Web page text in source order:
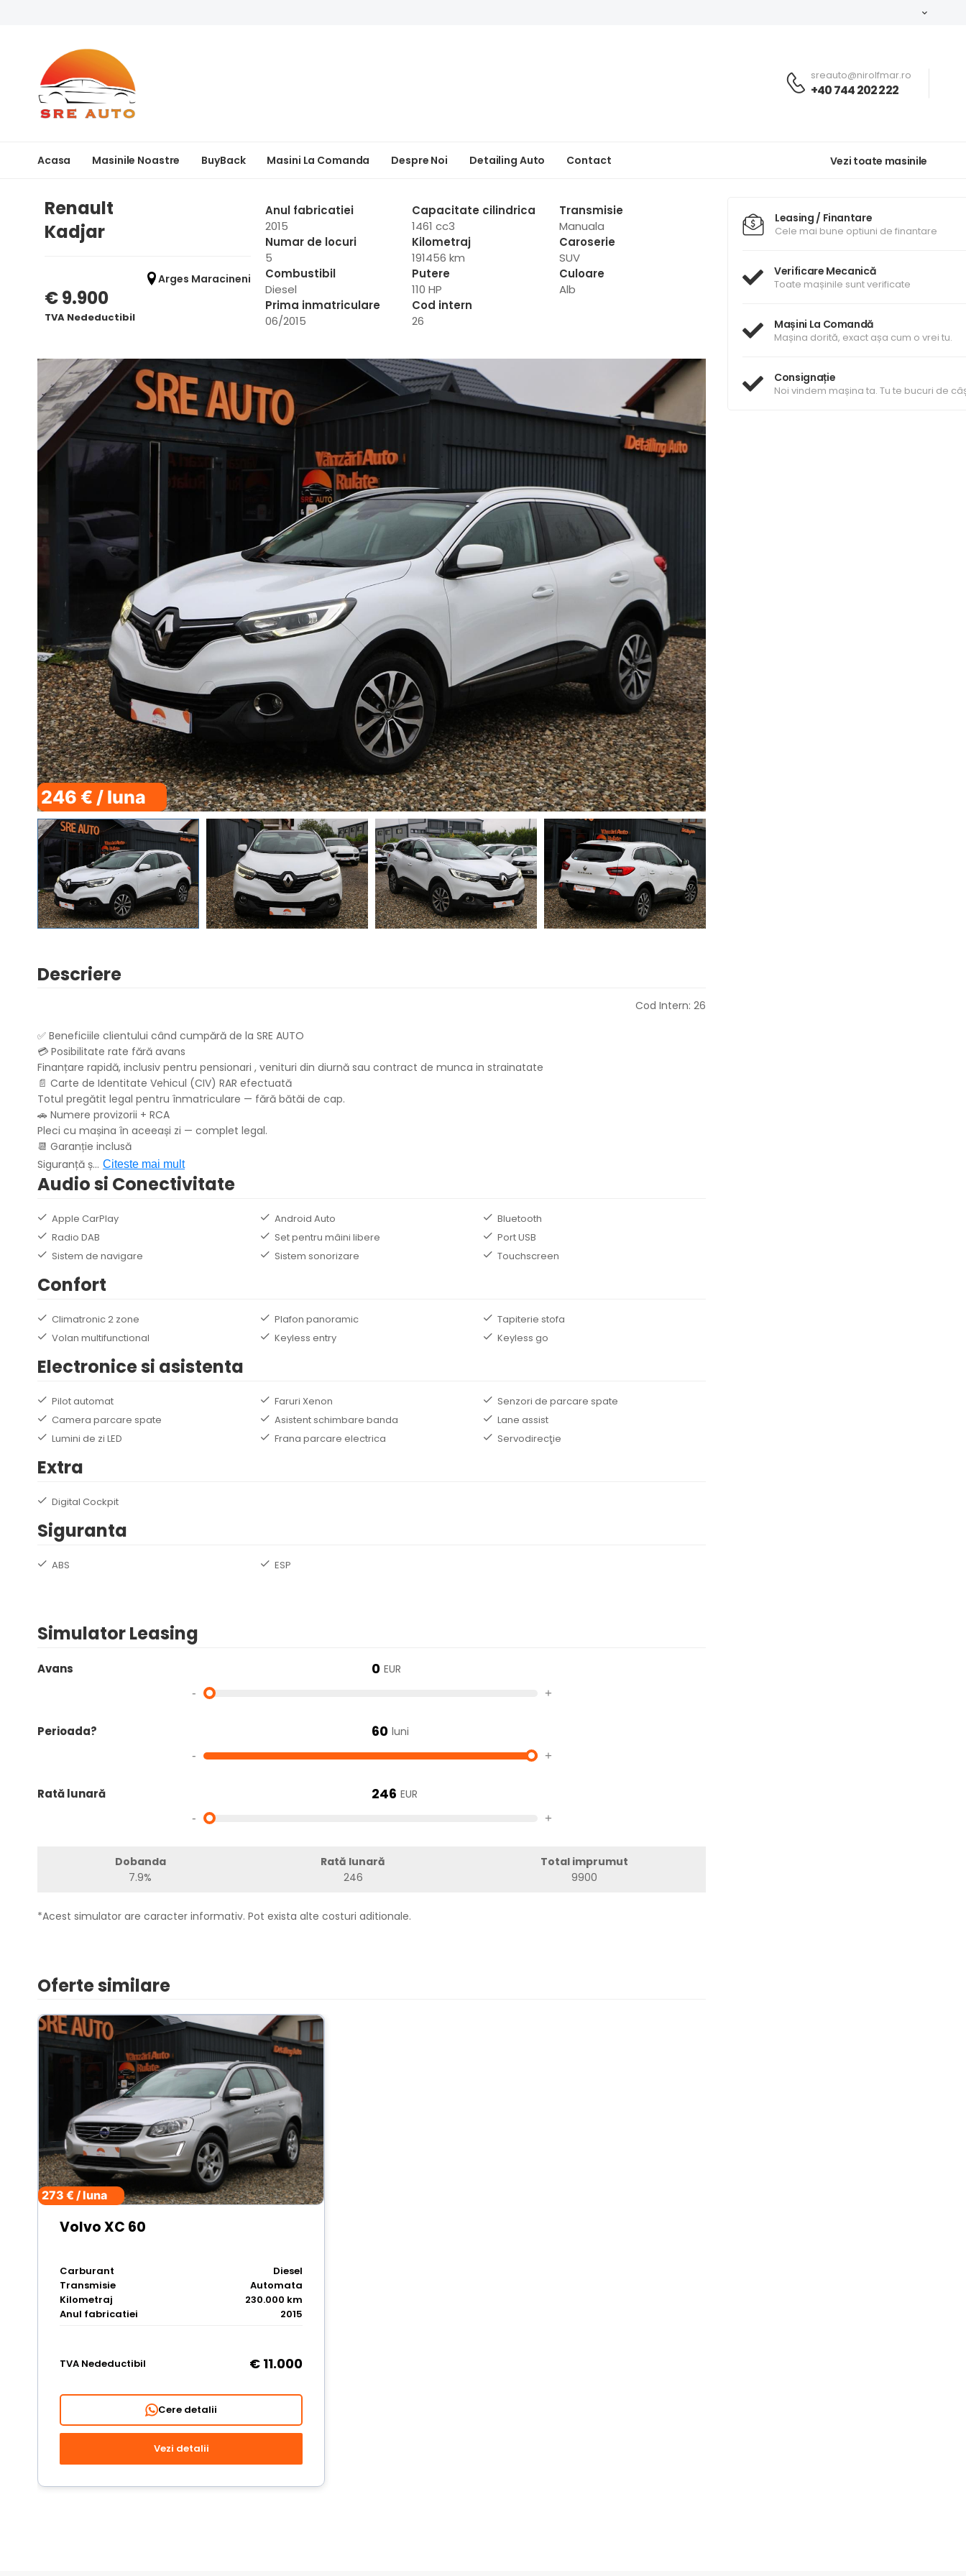
sreauto@nirolfmar.ro
+40 744 202 222
Acasa Masinile Noastre BuyBack Masini La Comanda Despre Noi Detailing Auto Contact Vezi toate masinile
Renault
Kadjar
Arges Maracineni
€ 9.900
TVA Nedeductibil
Anul fabricatiei
2015
Capacitate cilindrica
1461 cc3
Transmisie
Manuala
Numar de locuri
5
Kilometraj
191456 km
Caroserie
SUV
Combustibil
Diesel
Putere
110 HP
Culoare
Alb
Prima inmatriculare
06/2015
Cod intern
26
246 € / luna
Descriere
Cod Intern: 26
✅ Beneficiile clientului când cumpără de la SRE AUTO
💳 Posibilitate rate fără avans
Finanțare rapidă, inclusiv pentru pensionari , venituri din diurnă sau contract de munca in strainatate
📄 Carte de Identitate Vehicul (CIV) RAR efectuată
Totul pregătit legal pentru înmatriculare — fără bătăi de cap.
🚗 Numere provizorii + RCA
Pleci cu mașina în aceeași zi — complet legal.
📆 Garanție inclusă
Siguranță ș... Citeste mai mult
Audio si Conectivitate
Apple CarPlay Android Auto
Bluetooth
Radio DAB
Set pentru mâini libere
Port USB
Sistem de navigare
Sistem sonorizare Touchscreen
Confort
Climatronic 2 zone Plafon panoramic
Tapiterie stofa
Volan multifunctional
Keyless entry Keyless go
Electronice si asistenta
Pilot automat Faruri Xenon
Senzori de parcare spate
Camera parcare spate
Asistent schimbare banda
Lane assist
Lumini de zi LED
Frana parcare electrica Servodirecţie
Extra
Digital Cockpit
Siguranta
ABS ESP
Simulator Leasing
Avans 0 EUR
- +
Perioada? 60 luni
- +
Rată lunară 246 EUR
- +
Dobanda
7.9%
Rată lunară
246
Total imprumut
9900
*Acest simulator are caracter informativ. Pot exista alte costuri aditionale.
Oferte similare
273 € / luna
Volvo XC 60
Carburant
Diesel
Transmisie
Automata
Kilometraj
230.000 km
Anul fabricatiei
2015
TVA Nedeductibil € 11.000
Cere detalii
Vezi detalii
Leasing / Finantare
Cele mai bune optiuni de finantare
Verificare Mecanică
Toate mașinile sunt verificate
Mașini La Comandă
Mașina dorită, exact așa cum o vrei tu.
Consignație
Noi vindem mașina ta. Tu te bucuri de